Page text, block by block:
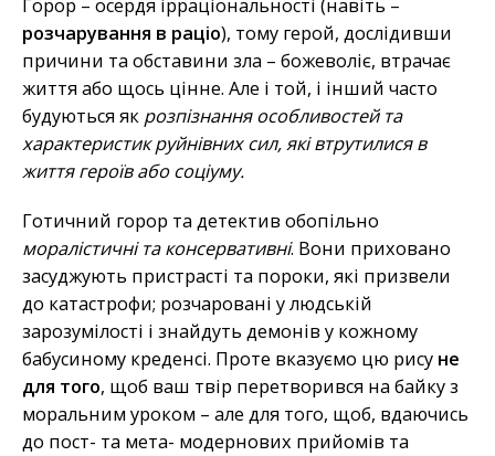
Горор – осердя ірраціональності (навіть –
розчарування в раціо), тому герой, дослідивши
причини та обставини зла – божеволіє, втрачає
життя або щось цінне. Але і той, і інший часто
будуються як розпізнання особливостей та
характеристик руйнівних сил, які втрутилися в
життя героїв або соціуму.
Готичний горор та детектив обопільно
моралістичні та консервативні. Вони приховано
засуджують пристрасті та пороки, які призвели
до катастрофи; розчаровані у людській
зарозумілості і знайдуть демонів у кожному
бабусиному креденсі. Проте вказуємо цю рису не
для того, щоб ваш твір перетворився на байку з
моральним уроком – але для того, щоб, вдаючись
до пост- та мета- модернових прийомів та